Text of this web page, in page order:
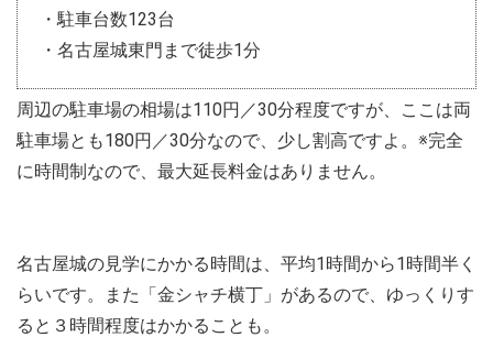
・駐車台数123台
・名古屋城東門まで徒歩1分
周辺の駐車場の相場は110円／30分程度ですが、ここは両
駐車場とも180円／30分なので、少し割高ですよ。※完全
に時間制なので、最大延長料金はありません。
名古屋城の見学にかかる時間は、平均1時間から1時間半く
らいです。また「金シャチ横丁」があるので、ゆっくりす
ると３時間程度はかかることも。